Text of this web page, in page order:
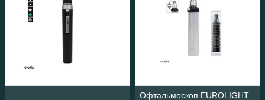
Офтальмоскоп EUROLIGHT